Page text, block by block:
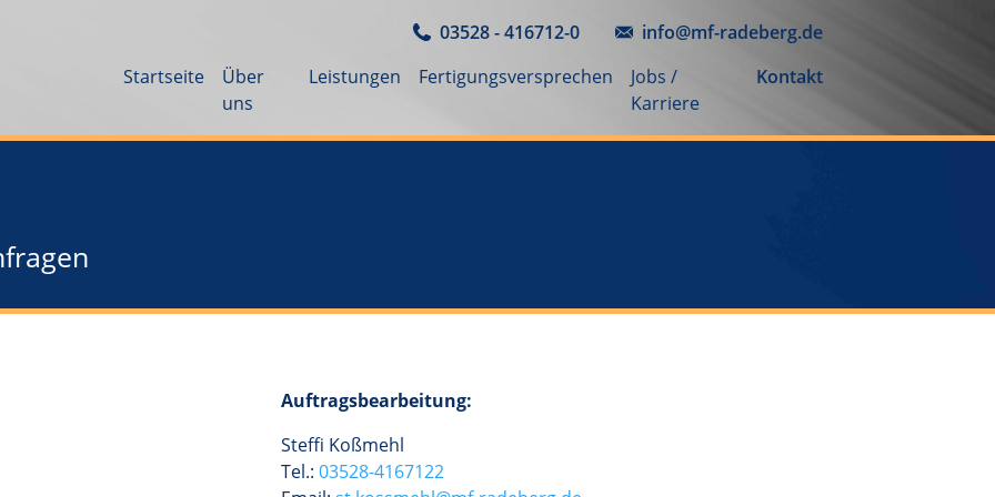
03528 - 416712-0
info@mf-radeberg.de
Startseite
Über
uns
Leistungen Fertigungsversprechen
Jobs /
Karriere
Kontakt
Auftragsbearbeitung:
Steffi Koßmehl
Tel.: 03528-4167122